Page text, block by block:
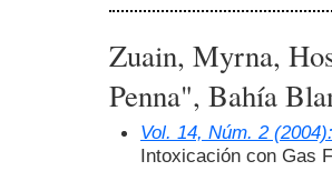
Zuain, Myrna,
Penna", Bahía
Vol. 14, Núm. 2
Intoxicación con Gas